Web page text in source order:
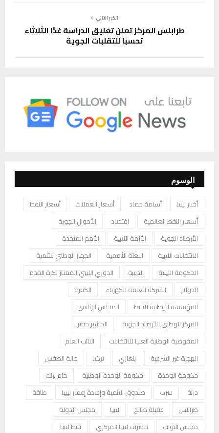
الخبر التالي
طرابلس المركز تعلن تعليق الدراسة غدًا الثلاثاء
تحسبًا للتقلبات الجوية
الوسوم
أخبار ليبيا أسامة حماد أسعار العملات
أسعار النفط
أسعار النفط العالمية
اقتصاد
الأحوال الجوية
الأرصاد الجوية
الأزمة الليبية
الأمم المتحدة
الانتخابات الليبية
البعثة الأممية
الجهاز الوطني للتنمية
الحكومة الليبية
الدبيبة
الدوري الليبي الممتاز لكرة القدم
الدولار
الشركة العامة للكهرباء
الكفرة
المؤسسة الوطنية للنفط
المجلس الرئاسي
المركز الوطني للأرصاد الجوية
المشير حفتر
المفوضية الوطنية العليا للانتخابات
النائب العام
الهجرة غير الشرعية
بنغازي تركيا
حالة الطقس
حكومة الوحدة
حكومة الوحدة الوطنية
خام برنت
درنة
سرت صندوق التنمية وإعادة إعمار ليبيا
طاقة
طرابلس
عقيلة صالح ليبيا
مجلس الدولة
مجلس النواب
مصرف ليبيا المركزي
نفط ليبيا